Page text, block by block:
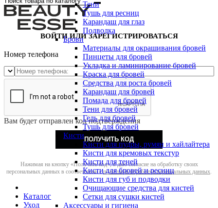
Тени
Тушь для ресниц
Карандаш для глаз
Подводка
Брови
Материалы для окрашивания бровей
Пинцеты для бровей
Укладка и ламинирование бровей
Краска для бровей
Средства для роста бровей
Карандаш для бровей
Помада для бровей
Тени для бровей
Гель для бровей
Тушь для бровей
Кисти
Кисти для пудры, румян и хайлайтера
Кисти для кремовых текстур
Кисти для теней
Кисти для бровей и ресниц
Кисти для губ и подводки
Очищающие средства для кистей
Сетки для сушки кистей
Аксессуары и гигиена
ВОЙТИ ИЛИ ЗАРЕГИСТРИРОВАТЬСЯ
Номер телефона
Вам будет отправлен код подтверждения
ПОЛУЧИТЬ КОД
Нажимая на кнопку «Получить код», я даю согласие на обработку своих
персональных данных в соответствии сполитикой обработки персональных данных.
Каталог
Уход